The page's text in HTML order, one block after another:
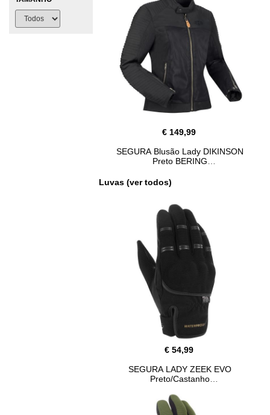
€ 149,99
SEGURA Blusão Lady DIKINSON
Preto BERING
Luvas (ver todos)
€ 54,99
SEGURA LADY ZEEK EVO
Preto/Castanho